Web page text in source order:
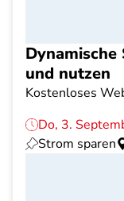
und nutzen
Kostenloses
Do, 3.
Strom sparen